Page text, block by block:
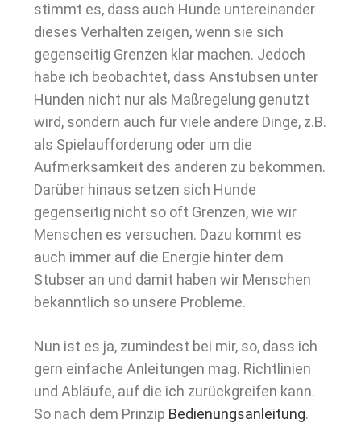
stimmt es, dass auch Hunde untereinander
dieses Verhalten zeigen, wenn sie sich
gegenseitig Grenzen klar machen. Jedoch
habe ich beobachtet, dass Anstubsen unter
Hunden nicht nur als Maßregelung genutzt
wird, sondern auch für viele andere Dinge, z.B.
als Spielaufforderung oder um die
Aufmerksamkeit des anderen zu bekommen.
Darüber hinaus setzen sich Hunde
gegenseitig nicht so oft Grenzen, wie wir
Menschen es versuchen. Dazu kommt es
auch immer auf die Energie hinter dem
Stubser an und damit haben wir Menschen
bekanntlich so unsere Probleme.
Nun ist es ja, zumindest bei mir, so, dass ich
gern einfache Anleitungen mag. Richtlinien
und Abläufe, auf die ich zurückgreifen kann.
So nach dem Prinzip Bedienungsanleitung.